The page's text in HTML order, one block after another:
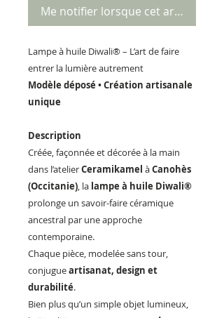
Me notifier lorsque cet article est
Lampe à huile Diwali® – L’art de faire
entrer la lumière autrement
Modèle déposé • Création artisanale
unique
Description
Créée, façonnée et décorée à la main
dans l’atelierCeramikamel àCanohès
(Occitanie), la lampe à huile Diwali®
prolonge un savoir-faire céramique
ancestral par une approche
contemporaine.
Chaque pièce, modelée sans tour,
conjugueartisanat, design et
durabilité.
Bien plus qu’un simple objet lumineux,